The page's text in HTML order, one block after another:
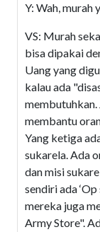
Y: Wah, murah
VS: Murah
bisa dipakai
Uang yang
kalau ada
membutuhkan.
membantu
Yang ketiga
sukarela. Ada
dan misi
sendiri ada
mereka juga
Army Store".